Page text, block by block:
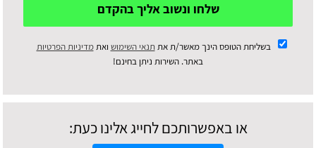
שלחו ונשוב אליך בהקדם
בשליחת הטופס הינך מאשר/ת את תנאי השימוש ואתמדיניות הפרטיות
באתר. השירות ניתן בחינם!
או באפשרותכם לחייג אלינו כעת: